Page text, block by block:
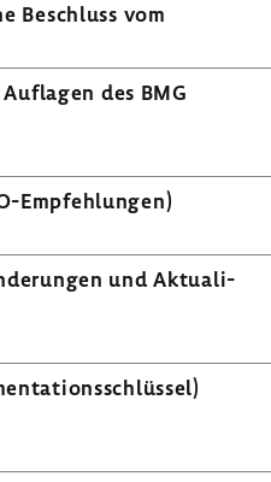
Beschluss vom
des BMG
​Empfehlungen)
und Aktua­li­